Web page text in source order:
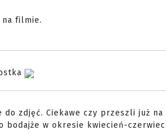
na filmie.
zdjęć. Ciekawe czy przeszli już na
w okresie kwiecień-czerwiec